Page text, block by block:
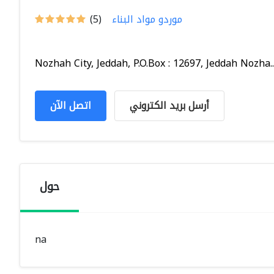
(5) موردو مواد البناء
Nozhah City, Jeddah, P.O.Box : 12697, Jeddah
اتصل الآن أرسل بريد الكتروني
حول
na